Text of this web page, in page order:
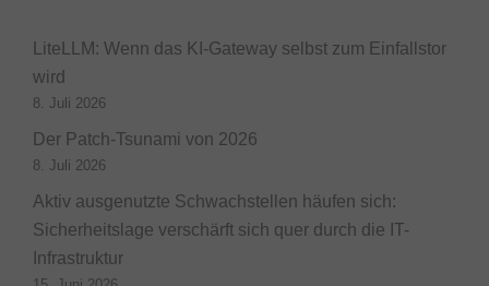
LiteLLM: Wenn das KI-Gateway selbst zum Einfallstor
wird
8. Juli 2026
Der Patch-Tsunami von 2026
8. Juli 2026
Aktiv ausgenutzte Schwachstellen häufen sich:
Sicherheitslage verschärft sich quer durch die IT-
Infrastruktur